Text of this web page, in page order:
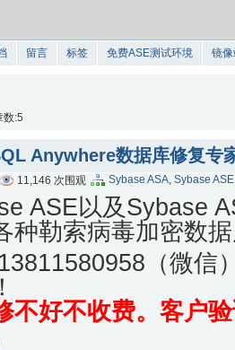
留言 标签 免费ASE测试环境 镜
数:5
Anywhere数据库修复专
11,146 次围观 Sybase ASA, Sybase ASE
ASE以及Sybase
种勒索病毒加密数
（微信
不好不收费。客户